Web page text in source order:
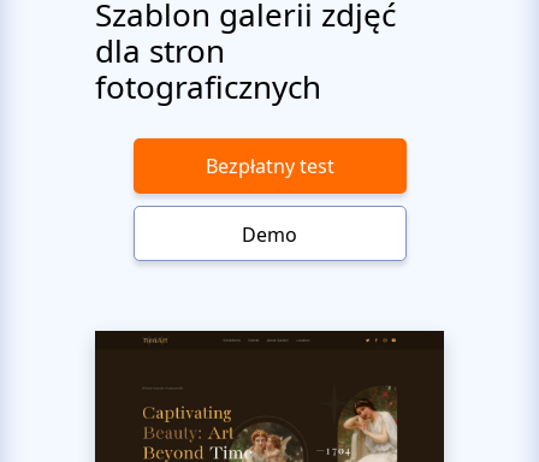
Szablon galerii zdjęć
dla stron
fotograficznych
Bezpłatny test
Demo